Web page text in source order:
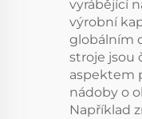
vyrábějící
výrobní
globálním
stroje jsou
aspektem
nádoby o
Například